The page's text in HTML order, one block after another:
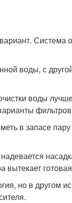
Система
воды, с
в запасе
вытекает
но в другом